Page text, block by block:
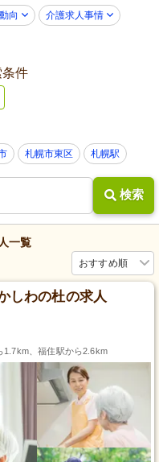
向 介護求人事情
件
札幌市東区 札幌駅
検索
一覧
おすすめ順
しわの杜の求人
1.7km、福住駅から2.6km